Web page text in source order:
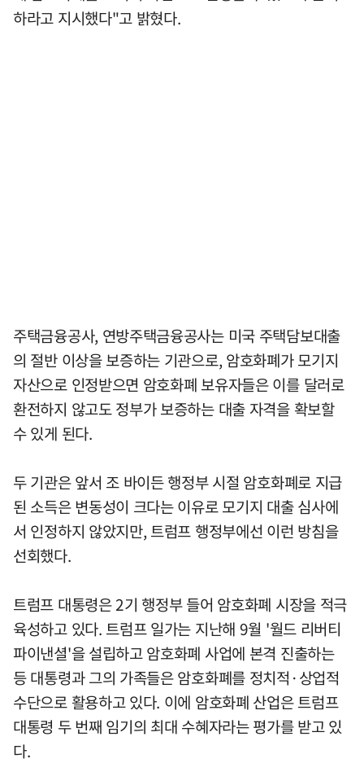
하라고 지시했다"고 밝혔다.
주택금융공사, 연방주택금융공사는 미국 주택담보대출
의 절반 이상을 보증하는 기관으로, 암호화폐가 모기지
자산으로 인정받으면 암호화폐 보유자들은 이를 달러로
환전하지 않고도 정부가 보증하는 대출 자격을 확보할
수 있게 된다.
두 기관은 앞서 조 바이든 행정부 시절 암호화폐로 지급
된 소득은 변동성이 크다는 이유로 모기지 대출 심사에
서 인정하지 않았지만, 트럼프 행정부에선 이런 방침을
선회했다.
트럼프 대통령은 2기 행정부 들어 암호화폐 시장을 적극
육성하고 있다. 트럼프 일가는 지난해 9월 '월드 리버티
파이낸셜'을 설립하고 암호화폐 사업에 본격 진출하는
등 대통령과 그의 가족들은 암호화폐를 정치적·상업적
수단으로 활용하고 있다. 이에 암호화폐 산업은 트럼프
대통령 두 번째 임기의 최대 수혜자라는 평가를 받고 있
다.